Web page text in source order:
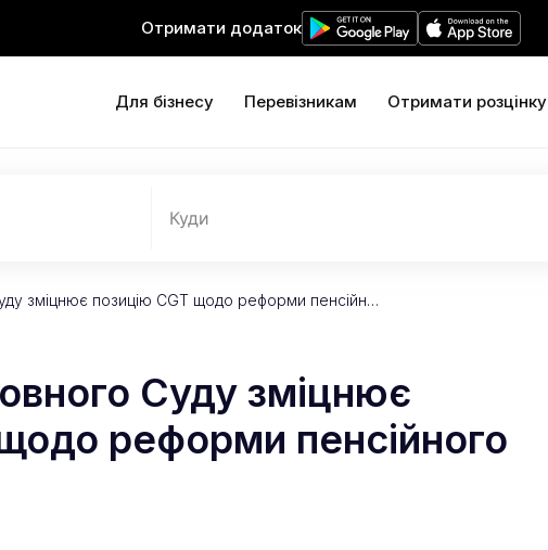
Отримати додаток
Для бізнесу Перевізникам Отримати розцінку
Куди
зміцнює позицію CGT щодо реформи пенсійн…
Суду зміцнює
реформи пенсійного